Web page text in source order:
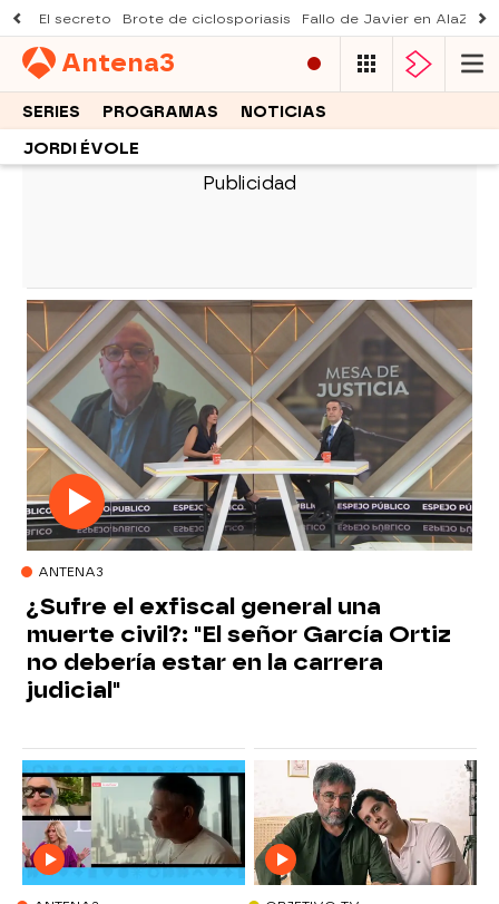
El secreto Brote de ciclosporiasis Fallo de Javier en AlaZ
Antena3
SERIES PROGRAMAS NOTICIAS
JORDI ÉVOLE
ANTENA3
¿Sufre el exfiscal general una
muerte civil?: "El señor García Ortiz
no debería estar en la carrera
judicial"